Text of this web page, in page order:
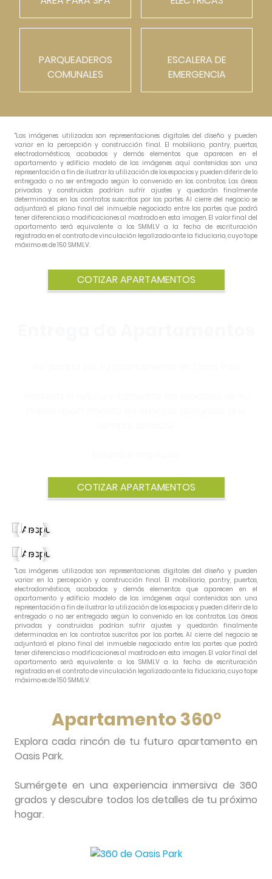
PARQUEADEROS
COMUNALES
ESCALERA DE
EMERGENCIA
"Las imágenes utilizadas son representaciones digitales del diseño y pueden
variar en la percepción y construcción final. El mobiliario, pantry, puertas,
electrodomésticos, acabados y demás elementos que aparecen en el
apartamento y edificio modelo de las imágenes aquí contenidas son una
representación a fin de ilustrar la utilización de los espacios y pueden diferir de lo
entregado o no ser entregado según lo convenido en los contratos. Las áreas
privadas y construidas podrían sufrir ajustes y quedarán finalmente
determinadas en los contratos suscritos por las partes. Al cierre del negocio se
adjuntará el plano final del inmueble negociado entre las partes que podrá
tener diferencias o modificaciones al mostrado en esta imagen. El valor final del
apartamento será equivalente a los SMMLV a la fecha de escrituración
registrada en el contrato de vinculación legalizado ante la fiduciaria, cuyo tope
máximo es de 150 SMMLV.
"Las imágenes utilizadas son representaciones digitales del diseño y pueden
variar en la percepción y construcción final. El mobiliario, pantry, puertas,
electrodomésticos, acabados y demás elementos que aparecen en el
apartamento y edificio modelo de las imágenes aquí contenidas son una
representación a fin de ilustrar la utilización de los espacios y pueden diferir de lo
entregado o no ser entregado según lo convenido en los contratos. Las áreas
privadas y construidas podrían sufrir ajustes y quedarán finalmente
determinadas en los contratos suscritos por las partes. Al cierre del negocio se
adjuntará el plano final del inmueble negociado entre las partes que podrá
tener diferencias o modificaciones al mostrado en esta imagen. El valor final del
apartamento será equivalente a los SMMLV a la fecha de escrituración
registrada en el contrato de vinculación legalizado ante la fiduciaria, cuyo tope
máximo es de 150 SMMLV.
Apartamento 360º
Explora cada rincón de tu futuro apartamento en
Oasis Park.
Sumérgete en una experiencia inmersiva de 360
grados y descubre todos los detalles de tu próximo
hogar.